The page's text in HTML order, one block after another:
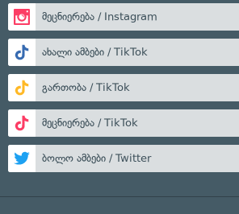
მეცნიერება / Instagram
ახალი ამბები / TikTok
გართობა / TikTok
მეცნიერება / TikTok
ბოლო ამბები / Twitter